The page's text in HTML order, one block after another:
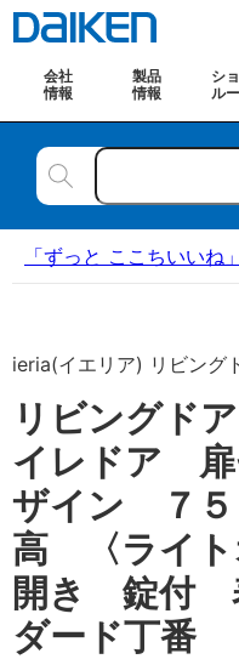
会社
情報
製品
情報
シ
ル
「ずっと ここちいい
ieria(イエリア) リビング
リビングド
イレドア
ザイン ７
高 〈ライ
開き 錠付
ダード丁番